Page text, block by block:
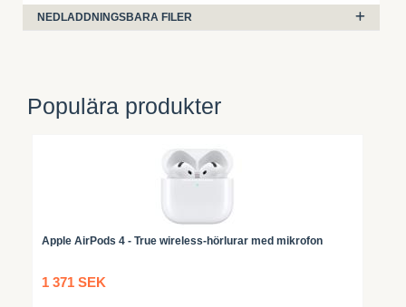
NEDLADDNINGSBARA FILER
Populära produkter
Apple AirPods 4 - True wireless-hörlurar med mikrofon
1 371 SEK